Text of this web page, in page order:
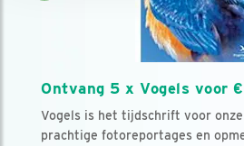
Ontvang 5 x Vogels voor
Vogels is het tijdschrift voor
prachtige fotoreportages en